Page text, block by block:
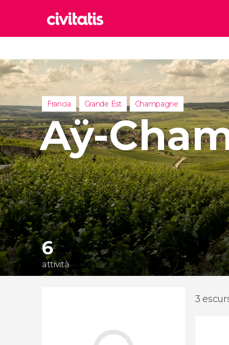
Italia
Regno
Regno
Turchia
Francia Grande Est Champagne
Aÿ-
6
attività
3